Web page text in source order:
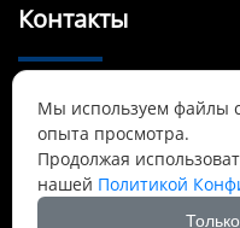
Контакты

55-1 Qianjin Road,
Ляонин

Мы используем файлы
опыта просмотра.
Продолжая
нашей Политикой